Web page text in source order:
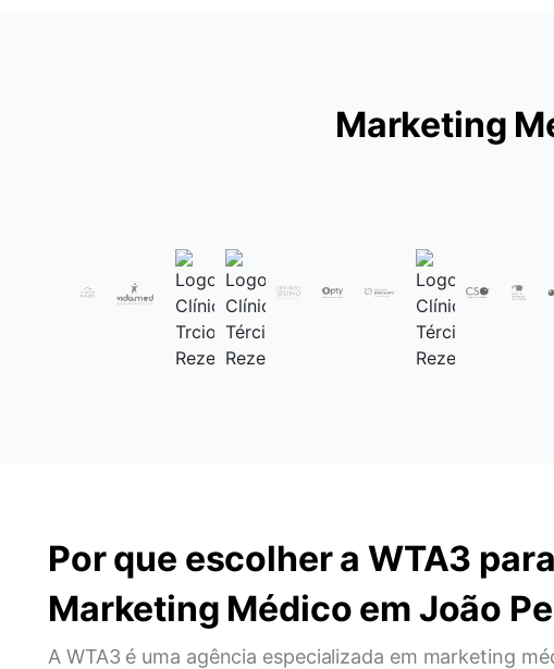
Marketing
Por que escolher a WTA3
Marketing Médico em João
A WTA3 é uma agência especializada em marketing